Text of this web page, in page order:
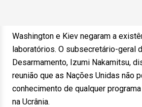
Washington e Kiev negaram a
laboratórios. O subsecretário-geral
Desarmamento, Izumi Nakamitsu,
reunião que as Nações Unidas não
conhecimento de qualquer
na Ucrânia.